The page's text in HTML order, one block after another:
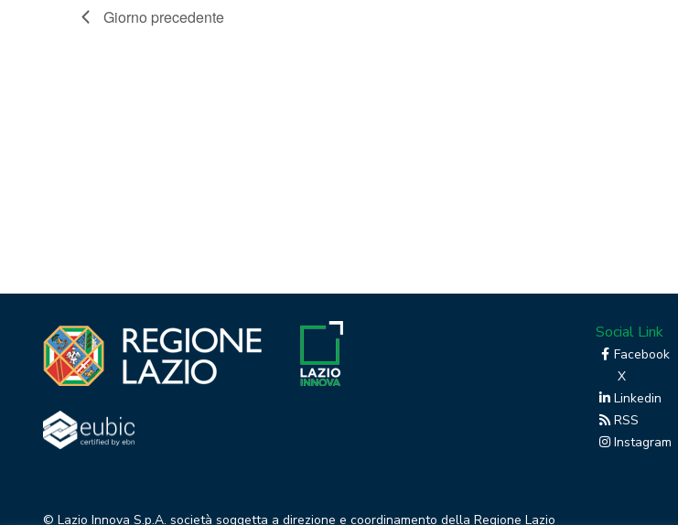
Giorno precedente
Social Link
Facebook
X
Linkedin
RSS
Instagram
© Lazio Innova S.p.A. società soggetta a direzione e coordinamento della Regione Lazio